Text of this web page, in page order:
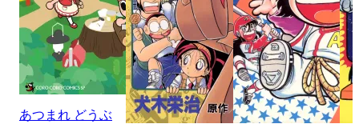
あつまれ どうぶ